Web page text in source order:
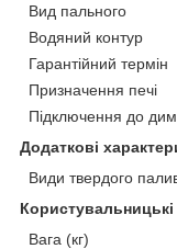
Вид пального
Водяний контур
Гарантійний термін
Призначення печі
Підключення до
Додаткові
Види твердого
Вага (кг)